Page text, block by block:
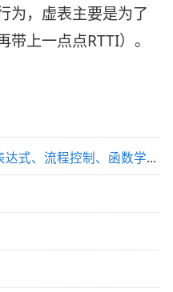
为，虚表主要是为了
上一点点RTTI）。
Lua基础教程之赋值语句、表达式、流程控制、函数学习笔记